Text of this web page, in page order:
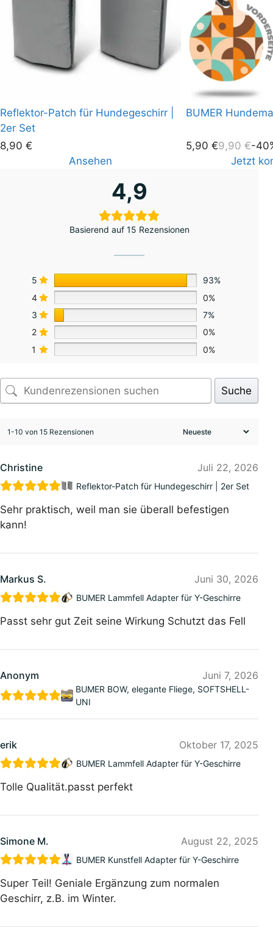
Reflektor-Patch für Hundegeschirr |
2er Set
8,90 €
Ansehen
BUMER
5,90€9,90€-
Jetzt
4,9
Basierend auf 15 Rezensionen
5
93%
4
0%
3
7%
2
0%
1
0%
Suche
1-10 von 15 Rezensionen
Christine Juli 22, 2026
Reflektor-Patch für Hundegeschirr | 2er Set
Sehr praktisch, weil man sie überall befestigen
kann!
Markus S. Juni 30, 2026
BUMER Lammfell Adapter für Y-Geschirre
Passt sehr gut Zeit seine Wirkung Schutzt das Fell
Anonym Juni 7, 2026
BUMER BOW, elegante Fliege, SOFTSHELL-
UNI
erik Oktober 17, 2025
BUMER Lammfell Adapter für Y-Geschirre
Tolle Qualität.passt perfekt
Simone M. August 22, 2025
BUMER Kunstfell Adapter für Y-Geschirre
Super Teil! Geniale Ergänzung zum normalen
Geschirr, z.B. im Winter.